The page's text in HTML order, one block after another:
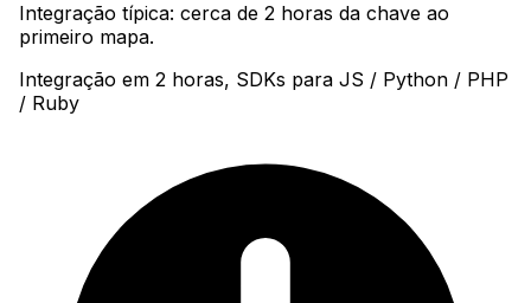
Integração típica: cerca de 2 horas da chave ao
primeiro mapa.
Integração em 2 horas, SDKs para JS / Python / PHP
/ Ruby